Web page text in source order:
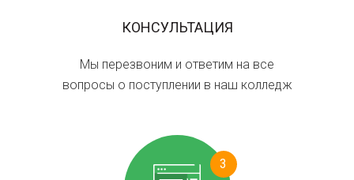
КОНСУЛЬТАЦИЯ
Мы перезвоним и ответим на все
вопросы о поступлении в наш колледж
3